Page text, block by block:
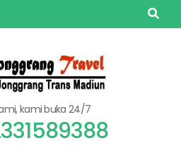
kami buka 24/7